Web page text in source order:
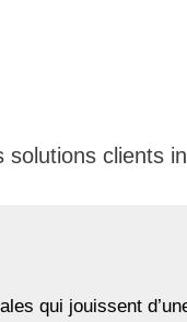
clients
qui jouissent